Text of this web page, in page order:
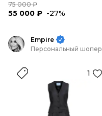
75 000 ₽
55 000 ₽ -27%
Empire
Персональный шопер
1